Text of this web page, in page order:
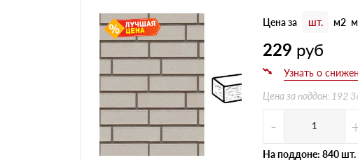
блок
Фасадная плитка, камень, декор
Печной кирпич
Брусчатка и мощение
Кладочные смеси
Цена за шт. м2
229 руб
Цена за поддон: 192
-
На поддоне: 840 шт.